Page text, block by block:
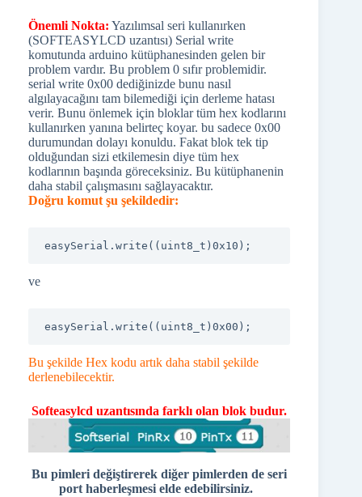
Önemli Nokta: Yazılımsal seri kullanırken
(SOFTEASYLCD uzantısı) Serial write
komutunda arduino kütüphanesinden gelen bir
problem vardır. Bu problem 0 sıfır problemidir.
serial write 0x00 dediğinizde bunu nasıl
algılayacağını tam bilemediği için derleme hatası
verir. Bunu önlemek için bloklar tüm hex kodlarını
kullanırken yanına belirteç koyar. bu sadece 0x00
durumundan dolayı konuldu. Fakat blok tek tip
olduğundan sizi etkilemesin diye tüm hex
kodlarının başında göreceksiniz. Bu kütüphanenin
daha stabil çalışmasını sağlayacaktır.
Doğru komut şu şekildedir:
easySerial.write((uint8_t)0x10);
ve
easySerial.write((uint8_t)0x00);
Bu şekilde Hex kodu artık daha stabil şekilde
derlenebilecektir.
Softeasylcd uzantısında farklı olan blok budur.
Bu pimleri değiştirerek diğer pimlerden de seri
port haberleşmesi elde edebilirsiniz.